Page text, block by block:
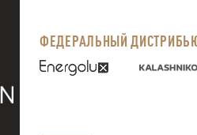
ФЕДЕРАЛЬНЫЙ